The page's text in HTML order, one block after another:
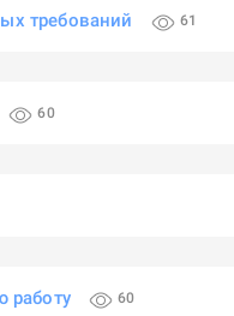
требований 61
60
работу 60